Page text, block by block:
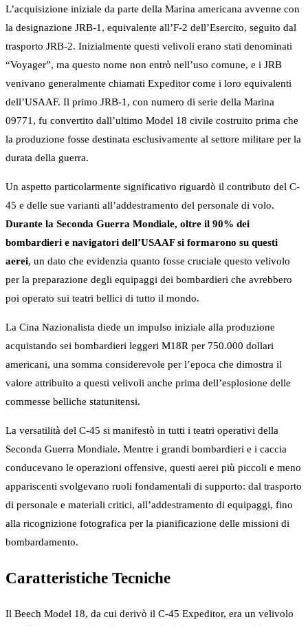
L’acquisizione iniziale da parte della Marina americana avvenne con
la designazione JRB-1, equivalente all’F-2 dell’Esercito, seguito dal
trasporto JRB-2. Inizialmente questi velivoli erano stati denominati
“Voyager”, ma questo nome non entrò nell’uso comune, e i JRB
venivano generalmente chiamati Expeditor come i loro equivalenti
dell’USAAF. Il primo JRB-1, con numero di serie della Marina
09771, fu convertito dall’ultimo Model 18 civile costruito prima che
la produzione fosse destinata esclusivamente al settore militare per la
durata della guerra.
Un aspetto particolarmente significativo riguardò il contributo del C-
45 e delle sue varianti all’addestramento del personale di volo.
Durante la Seconda Guerra Mondiale, oltre il 90% dei
bombardieri e navigatori dell’USAAF si formarono su questi
aerei, un dato che evidenzia quanto fosse cruciale questo velivolo
per la preparazione degli equipaggi dei bombardieri che avrebbero
poi operato sui teatri bellici di tutto il mondo.
La Cina Nazionalista diede un impulso iniziale alla produzione
acquistando sei bombardieri leggeri M18R per 750.000 dollari
americani, una somma considerevole per l’epoca che dimostra il
valore attribuito a questi velivoli anche prima dell’esplosione delle
commesse belliche statunitensi.
La versatilità del C-45 si manifestò in tutti i teatri operativi della
Seconda Guerra Mondiale. Mentre i grandi bombardieri e i caccia
conducevano le operazioni offensive, questi aerei più piccoli e meno
appariscenti svolgevano ruoli fondamentali di supporto: dal trasporto
di personale e materiali critici, all’addestramento di equipaggi, fino
alla ricognizione fotografica per la pianificazione delle missioni di
bombardamento.
Caratteristiche Tecniche
Il Beech Model 18, da cui derivò il C-45 Expeditor, era un velivolo